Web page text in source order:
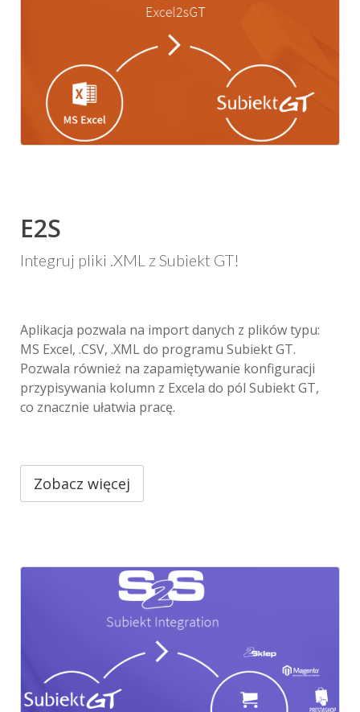
E2S
Integruj pliki .XML z Subiekt GT!
Aplikacja pozwala na import danych z plików typu:
MS Excel, .CSV, .XML do programu Subiekt GT.
Pozwala również na zapamiętywanie konfiguracji
przypisywania kolumn z Excela do pól Subiekt GT,
co znacznie ułatwia pracę.
Zobacz więcej